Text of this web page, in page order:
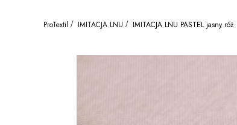
ProTextil IMITACJA LNU IMITACJA LNU PASTEL jasny róż